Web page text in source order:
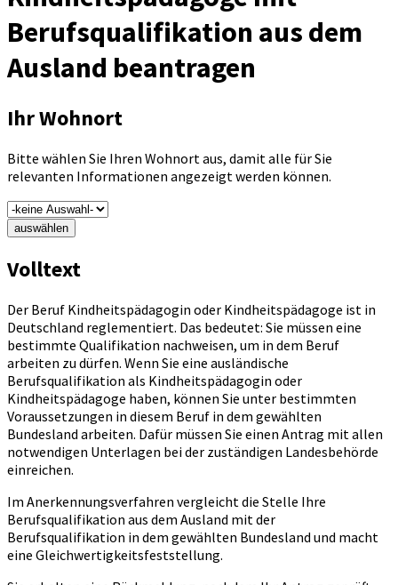
Berufsqualifikation aus dem
Ausland beantragen
Ihr Wohnort
Bitte wählen Sie Ihren Wohnort aus, damit alle für Sie
relevanten Informationen angezeigt werden können.
auswählen
Volltext
Der Beruf Kindheitspädagogin oder Kindheitspädagoge ist in
Deutschland reglementiert. Das bedeutet: Sie müssen eine
bestimmte Qualifikation nachweisen, um in dem Beruf
arbeiten zu dürfen. Wenn Sie eine ausländische
Berufsqualifikation als Kindheitspädagogin oder
Kindheitspädagoge haben, können Sie unter bestimmten
Voraussetzungen in diesem Beruf in dem gewählten
Bundesland arbeiten. Dafür müssen Sie einen Antrag mit allen
notwendigen Unterlagen bei der zuständigen Landesbehörde
einreichen.
Im Anerkennungsverfahren vergleicht die Stelle Ihre
Berufsqualifikation aus dem Ausland mit der
Berufsqualifikation in dem gewählten Bundesland und macht
eine Gleichwertigkeitsfeststellung.